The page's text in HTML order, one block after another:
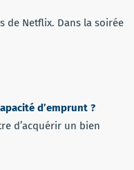
de Netflix. Dans la soirée
d’emprunt ?
d’acquérir un bien